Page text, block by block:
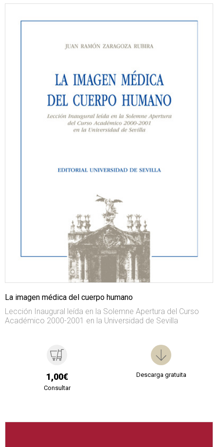
La imagen médica del cuerpo humano
Lección Inaugural leída en la Solemne Apertura del Curso
Académico 2000-2001 en la Universidad de Sevilla
1,00€
Consultar
Descarga gratuita